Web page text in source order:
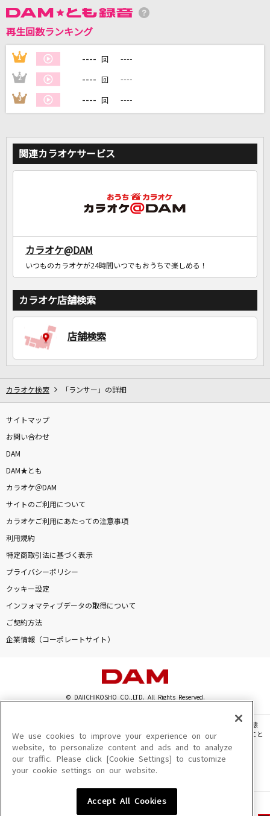
再生回数ランキング
1 ---- 回 ----
2 ---- 回 ----
3 ---- 回 ----
関連カラオケサービス
カラオケ@DAM
いつものカラオケが24時間いつでもおうちで楽しめる！
カラオケ店舗検索
店舗検索
カラオケ検索 「ランサー」の詳細
サイトマップ
お問い合わせ
DAM
DAM★とも
カラオケ＠DAM
サイトのご利用について
カラオケご利用にあたっての注意事項
利用規約
特定商取引法に基づく表示
プライバシーポリシー
クッキー設定
インフォマティブデータの取得について
ご契約方法
企業情報（コーポレートサイト）
© DAIICHIKOSHO CO.,LTD. All Rights Reserved.
このサイトに掲載されている一切の文章・画像・写真・動画・音声等を、手段や形態
を問わず、著作権法の定める範囲を超えて無断で複製、転載、ファイル化などすること
を禁じます。
楽曲及びコンテンツは、機種によりご利用いただけない場合があります。
楽曲及びコンテンツの配信日、配信内容が変更になる場合があります。
We use cookies to improve your experience on our
website, to personalize content and ads and to analyze
our traffic. Please click [Cookie Settings] to customize
your cookie settings on our website.
Accept All Cookies